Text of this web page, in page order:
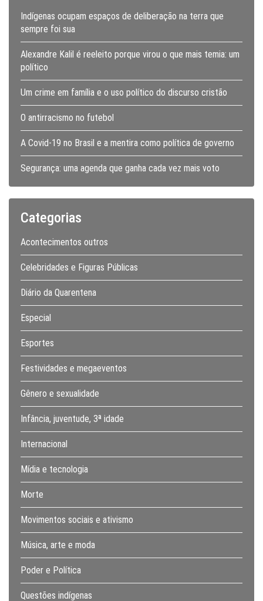
Indígenas ocupam espaços de deliberação na terra que
sempre foi sua
Alexandre Kalil é reeleito porque virou o que mais temia: um
político
Um crime em família e o uso político do discurso cristão
O antirracismo no futebol
A Covid-19 no Brasil e a mentira como política de governo
Segurança: uma agenda que ganha cada vez mais voto
Categorias
Acontecimentos outros
Celebridades e Figuras Públicas
Diário da Quarentena
Especial
Esportes
Festividades e megaeventos
Gênero e sexualidade
Infância, juventude, 3ª idade
Internacional
Mídia e tecnologia
Morte
Movimentos sociais e ativismo
Música, arte e moda
Poder e Política
Questões indígenas